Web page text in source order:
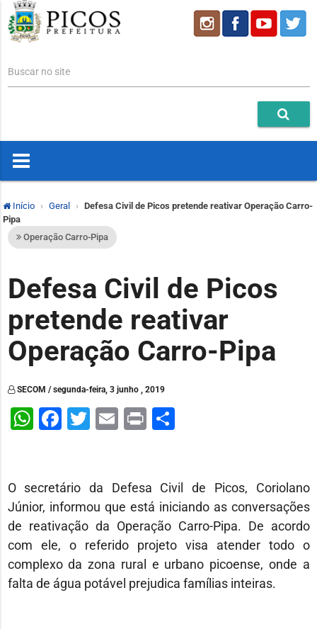
Buscar no site
Início Geral
Defesa Civil de Picos pretende reativar Operação Carro-
Pipa
Operação Carro-Pipa
Defesa Civil de Picos
pretende reativar
Operação Carro-Pipa
SECOM / segunda-feira, 3 junho , 2019
WhatsApp
Facebook
Twitter
Email
PrintShare
O secretário da Defesa Civil de Picos, Coriolano
Júnior, informou que está iniciando as conversações
de reativação da Operação Carro-Pipa. De acordo
com ele, o referido projeto visa atender todo o
complexo da zona rural e urbano picoense, onde a
falta de água potável prejudica famílias inteiras.